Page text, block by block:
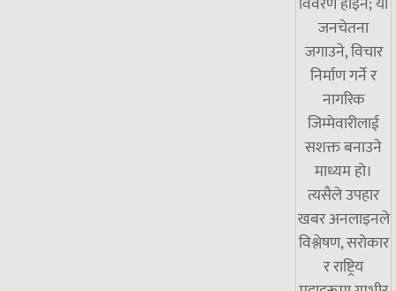
जनचेतना
जगाउने, विचार
निर्माण गर्ने र
नागरिक
जिम्मेवारीलाई
सशक्त बनाउने
माध्यम हो।
त्यसैले उपहार
खबर अनलाइनले
विश्लेषण, सरोकार
र राष्ट्रिय